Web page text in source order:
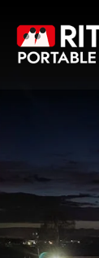
content